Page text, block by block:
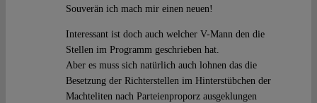
Souverän ich mach mir einen neuen!
Interessant ist doch auch welcher V-Mann den die
Stellen im Programm geschrieben hat.
Aber es muss sich natürlich auch lohnen das die
Besetzung der Richterstellen im Hinterstübchen der
Machteliten nach Parteienproporz ausgeklungen